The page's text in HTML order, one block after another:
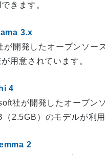
きます。
3.x
が開発したオープンソー
用意されています。
4
社が開発したオープン
（2.5GB）のモデルが利用
2